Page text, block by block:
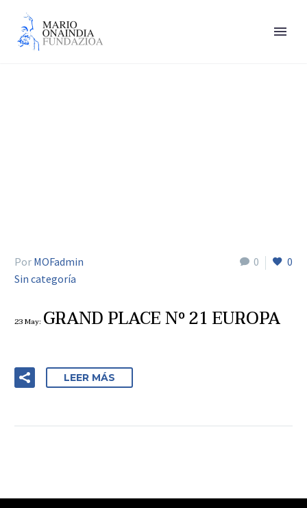
0 0
Por MOFadmin
Sin categoría
23 May: GRAND PLACE Nº 21 EUROPA
LEER MÁS